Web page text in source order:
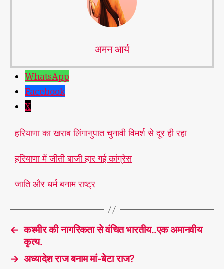
अमन आर्य
WhatsApp
Facebook
X
हरियाणा का खराब लिंगानुपात चुनावी विमर्श से दूर ही रहा
हरियाणा में जीती बाजी हार गई कांग्रेस
जाति और धर्म बनाम राष्ट्र
T
g
रा
नी
क
म्मा
प
न
← कश्मीर की नागरिकता से वंचित भारतीय..एक अमानवीय
कृत्य.
→ अध्यादेश राज बनाम मां-बेटा राज?